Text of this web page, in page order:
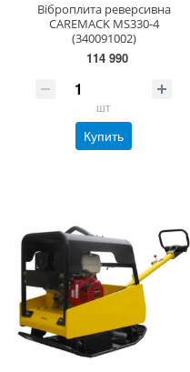
Віброплита реверсивна
CAREMACK MS330-4
(340091002)
114 990
шт
Купить